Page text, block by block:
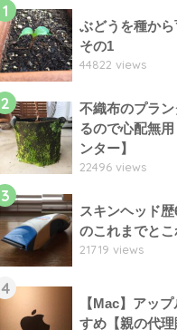
1
ぶどうを種か
その1
44822 views
2
不織布のプラ
るので心配無
ンター】
22496 views
3
スキンヘッド
のこれまでとこ
21719 views
4
【Mac】アッ
すめ【親の代理